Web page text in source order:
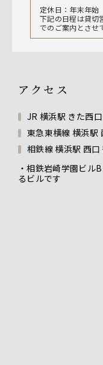
定休日：年末年始
下記の日程は貸切
でのご案内とさせ
アクセス
JR 横浜駅 きた西
東急東横線 横浜駅
相鉄線 横浜駅 西口
・相鉄岩崎学園ビ
るビルです